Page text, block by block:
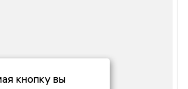
кнопку вы